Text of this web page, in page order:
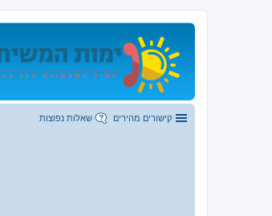
קישורים מהירים שאלות נפוצות